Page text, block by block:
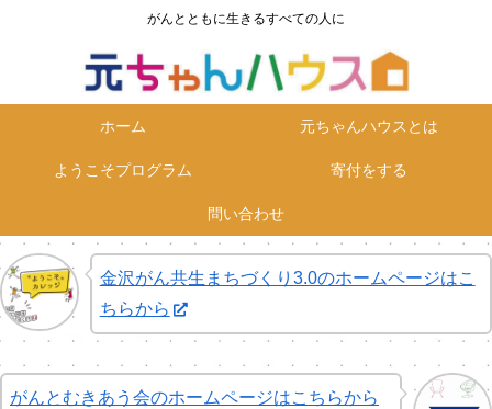
がんとともに生きるすべての人に
ホーム 元ちゃんハウスとは
ようこそプログラム 寄付をする
問い合わせ
金沢がん共生まちづくり3.0のホームページはこ
ちらから
がんとむきあう会のホームページはこちらから